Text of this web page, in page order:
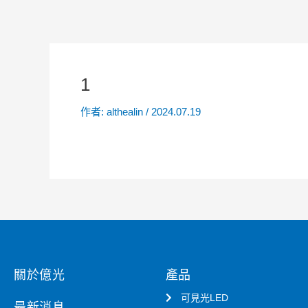
1
作者: althealin / 2024.07.19
關於億光 產品
可見光LED